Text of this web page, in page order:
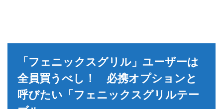
「フェニックスグリル」ユーザーは
全員買うべし！ 必携オプションと
呼びたい「フェニックスグリルテー